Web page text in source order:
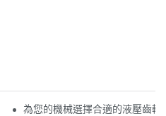
：品質、可靠性與創新
為您的機械選擇合適的液壓齒輪